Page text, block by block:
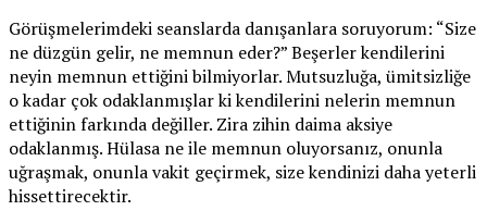
Görüşmelerimdeki seanslarda danışanlara soruyorum: “Size
ne düzgün gelir, ne memnun eder?” Beşerler kendilerini
neyin memnun ettiğini bilmiyorlar. Mutsuzluğa, ümitsizliğe
o kadar çok odaklanmışlar ki kendilerini nelerin memnun
ettiğinin farkında değiller. Zira zihin daima aksiye
odaklanmış. Hülasa ne ile memnun oluyorsanız, onunla
uğraşmak, onunla vakit geçirmek, size kendinizi daha yeterli
hissettirecektir.